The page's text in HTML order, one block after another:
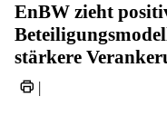
EnBW zieht
stärkere
|